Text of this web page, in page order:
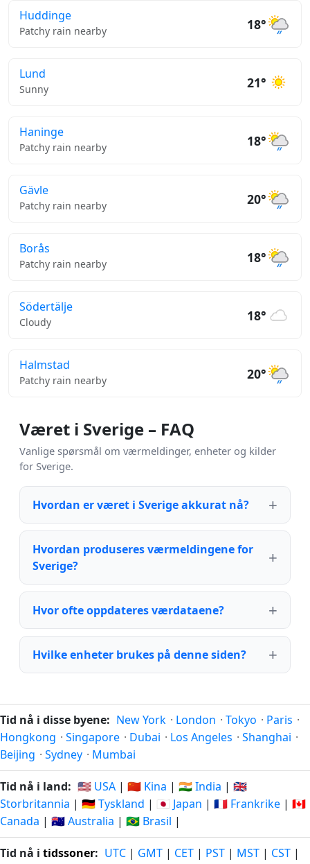
Huddinge
Patchy rain nearby 18°
Lund
Sunny 21°
Haninge
Patchy rain nearby 18°
Gävle
Patchy rain nearby 20°
Borås
Patchy rain nearby 18°
Södertälje
Cloudy 18°
Halmstad
Patchy rain nearby 20°
Været i Sverige – FAQ
Vanlige spørsmål om værmeldinger, enheter og kilder
for Sverige.
Hvordan er været i Sverige akkurat nå?
Hvordan produseres værmeldingene for
Sverige?
Hvor ofte oppdateres værdataene?
Hvilke enheter brukes på denne siden?
Tid nå i disse byene: New York · London · Tokyo · Paris ·
Hongkong · Singapore · Dubai · Los Angeles · Shanghai ·
Beijing · Sydney · Mumbai
Tid nå i land: 🇺🇸 USA | 🇨🇳 Kina | 🇮🇳 India | 🇬🇧
Storbritannia | 🇩🇪 Tyskland | 🇯🇵 Japan | 🇫🇷 Frankrike | 🇨🇦
Canada | 🇦🇺 Australia | 🇧🇷 Brasil |
Tid nå i tidssoner: UTC | GMT | CET | PST | MST | CST |